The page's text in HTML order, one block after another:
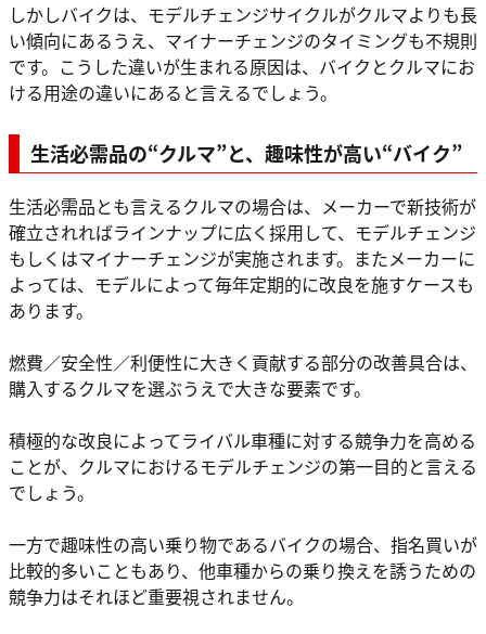
しかしバイクは、モデルチェンジサイクルがクルマよりも長
い傾向にあるうえ、マイナーチェンジのタイミングも不規則
です。こうした違いが生まれる原因は、バイクとクルマにお
ける用途の違いにあると言えるでしょう。
生活必需品の“クルマ”と、趣味性が高い“バイク”
生活必需品とも言えるクルマの場合は、メーカーで新技術が
確立されればラインナップに広く採用して、モデルチェンジ
もしくはマイナーチェンジが実施されます。またメーカーに
よっては、モデルによって毎年定期的に改良を施すケースも
あります。
燃費／安全性／利便性に大きく貢献する部分の改善具合は、
購入するクルマを選ぶうえで大きな要素です。
積極的な改良によってライバル車種に対する競争力を高める
ことが、クルマにおけるモデルチェンジの第一目的と言える
でしょう。
一方で趣味性の高い乗り物であるバイクの場合、指名買いが
比較的多いこともあり、他車種からの乗り換えを誘うための
競争力はそれほど重要視されません。